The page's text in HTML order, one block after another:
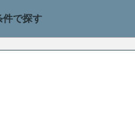
件で探す